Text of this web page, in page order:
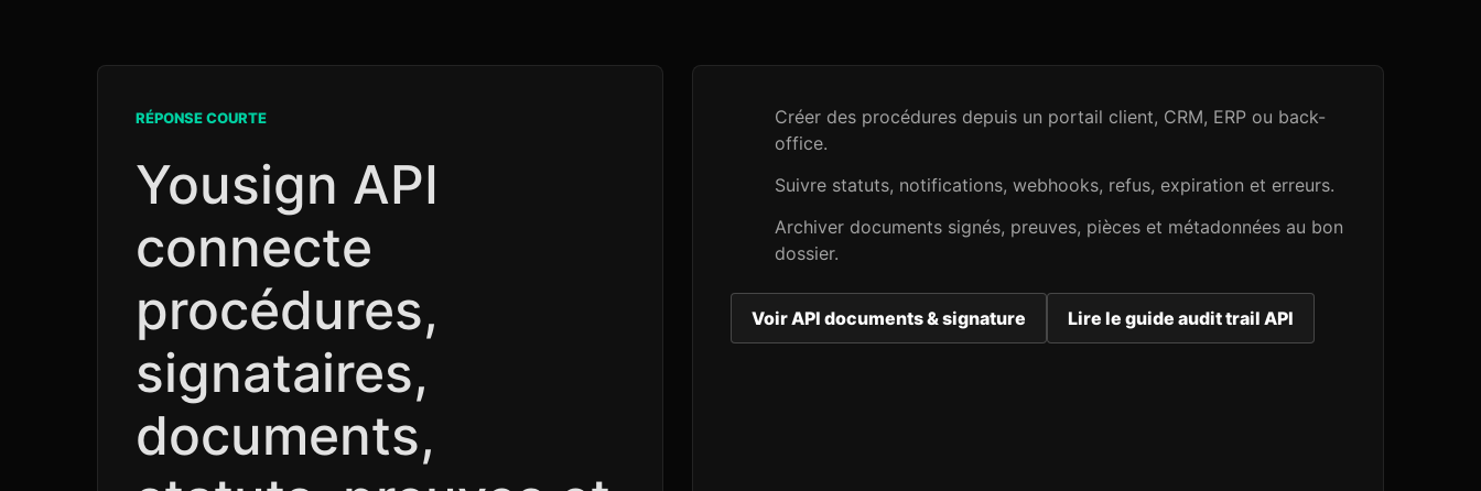
RÉPONSE COURTE
Yousign API
connecte
procédures,
signataires,
documents,
Créer des procédures depuis un portail client, CRM, ERP ou back-
office.
Suivre statuts, notifications, webhooks, refus, expiration et erreurs.
Archiver documents signés, preuves, pièces et métadonnées au bon
dossier.
Voir API documents & signature Lire le guide audit trail API